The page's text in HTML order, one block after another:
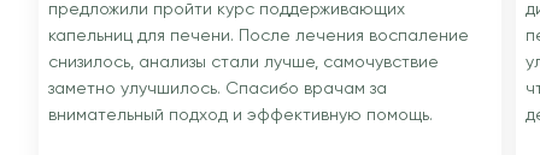
предложили пройти курс поддерживающих
капельниц для печени. После лечения воспаление
снизилось, анализы стали лучше, самочувствие
заметно улучшилось. Спасибо врачам за
внимательный подход и эффективную помощь.